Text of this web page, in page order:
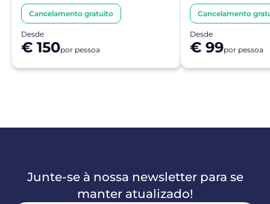
Cancelamento gratuito
Desde
€ 150por pessoa
Cancelamento
Desde
€ 99por pessoa
Junte-se à nossa newsletter para se
manter atualizado!